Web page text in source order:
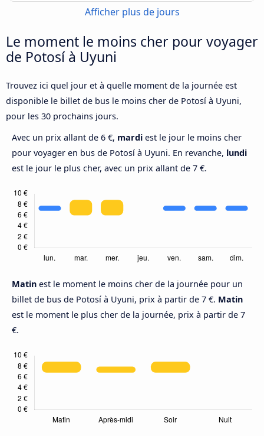
Afficher plus de jours
Le moment le moins cher pour voyager
de Potosí à Uyuni
Trouvez ici quel jour et à quelle moment de la journée est
disponible le billet de bus le moins cher de Potosí à Uyuni,
pour les 30 prochains jours.
Avec un prix allant de 6 €, mardi est le jour le moins cher
pour voyager en bus de Potosí à Uyuni. En revanche, lundi
est le jour le plus cher, avec un prix allant de 7 €.
Matin est le moment le moins cher de la journée pour un
billet de bus de Potosí à Uyuni, prix à partir de 7 €. Matin
est le moment le plus cher de la journée, prix à partir de 7
€.